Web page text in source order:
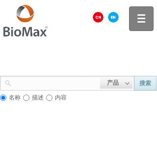
产品 搜索
名称 描述 内容